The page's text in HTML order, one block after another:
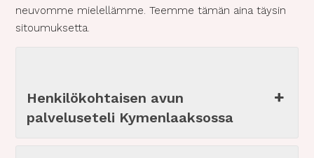
neuvomme mielellämme. Teemme tämän aina täysin
sitoumuksetta.
Henkilökohtaisen avun
palveluseteli Kymenlaaksossa